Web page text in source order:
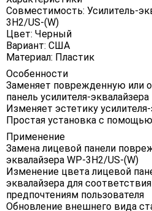
Совместимость: Усилитель-
3H2/US-(W)
Цвет: Черный
Вариант: США
Материал: Пластик
Особенности
Заменяет поврежденную или
панель усилителя-эквалайзера
Изменяет эстетику
Простая установка с
Применение
Замена лицевой панели
эквалайзера WP-3H2/US-(W)
Изменение цвета лицевой
эквалайзера для
предпочтениям пользователя
Обновление внешнего вида